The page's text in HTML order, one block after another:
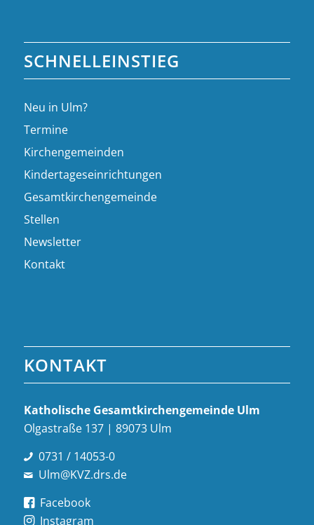
SCHNELLEINSTIEG
Neu in Ulm?
Termine
Kirchengemeinden
Kindertageseinrichtungen
Gesamtkirchengemeinde
Stellen
Newsletter
Kontakt
KONTAKT
Katholische Gesamt­kirchen­gemeinde Ulm
Olgastraße 137 | 89073 Ulm
0731 / 14053-0
Ulm@KVZ.drs.de
Facebook
Instagram